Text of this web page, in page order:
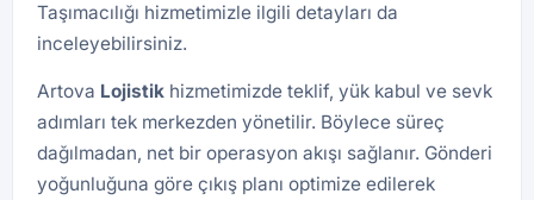
Taşımacılığı hizmetimizle ilgili detayları da
inceleyebilirsiniz.
Artova Lojistik hizmetimizde teklif, yük kabul ve sevk
adımları tek merkezden yönetilir. Böylece süreç
dağılmadan, net bir operasyon akışı sağlanır. Gönderi
yoğunluğuna göre çıkış planı optimize edilerek